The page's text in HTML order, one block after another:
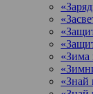
«Зима